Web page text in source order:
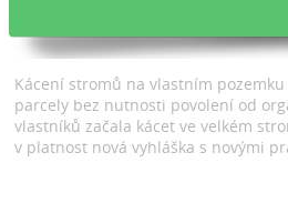
Kácení stromů na vlastním
parcely bez nutnosti povolení od
vlastníků začala kácet ve velkém
v platnost nová vyhláška s novými